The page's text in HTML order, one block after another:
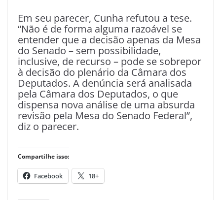
Em seu parecer, Cunha refutou a tese.
“Não é de forma alguma razoável se
entender que a decisão apenas da Mesa
do Senado – sem possibilidade,
inclusive, de recurso – pode se sobrepor
à decisão do plenário da Câmara dos
Deputados. A denúncia será analisada
pela Câmara dos Deputados, o que
dispensa nova análise de uma absurda
revisão pela Mesa do Senado Federal”,
diz o parecer.
Compartilhe isso:
Facebook 18+